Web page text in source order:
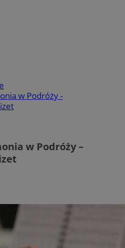
w Podróży -
w Podróży –